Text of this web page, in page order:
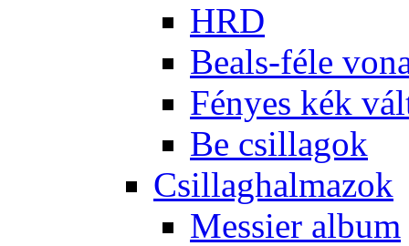
HRD
Be­als-fé­le
Fé­nyes kék
Be csil­la­gok
Csil­lag­hal­ma­zok
Mes­si­er al­bum